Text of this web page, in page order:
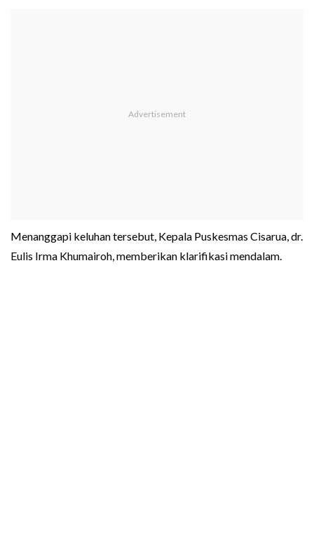
Menanggapi keluhan tersebut, Kepala Puskesmas Cisarua, dr.
Eulis Irma Khumairoh, memberikan klarifikasi mendalam.